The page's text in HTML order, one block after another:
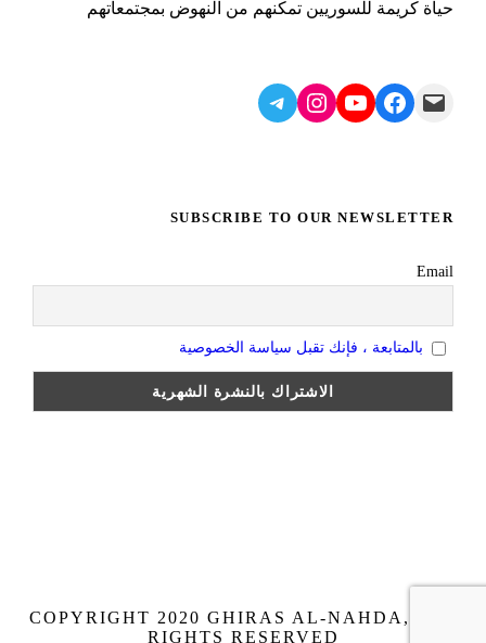
حياة كريمة للسوريين تمكنهم من النهوض بمجتمعاتهم
Mail
Facebook
YouTube
Instagram
Telegram
SUBSCRIBE TO OUR NEWSLETTER
Email
بالمتابعة ، فإنك تقبل سياسة الخصوصية
COPYRIGHT 2020 GHIRAS AL-NAHDA, ALL
RIGHTS RESERVED